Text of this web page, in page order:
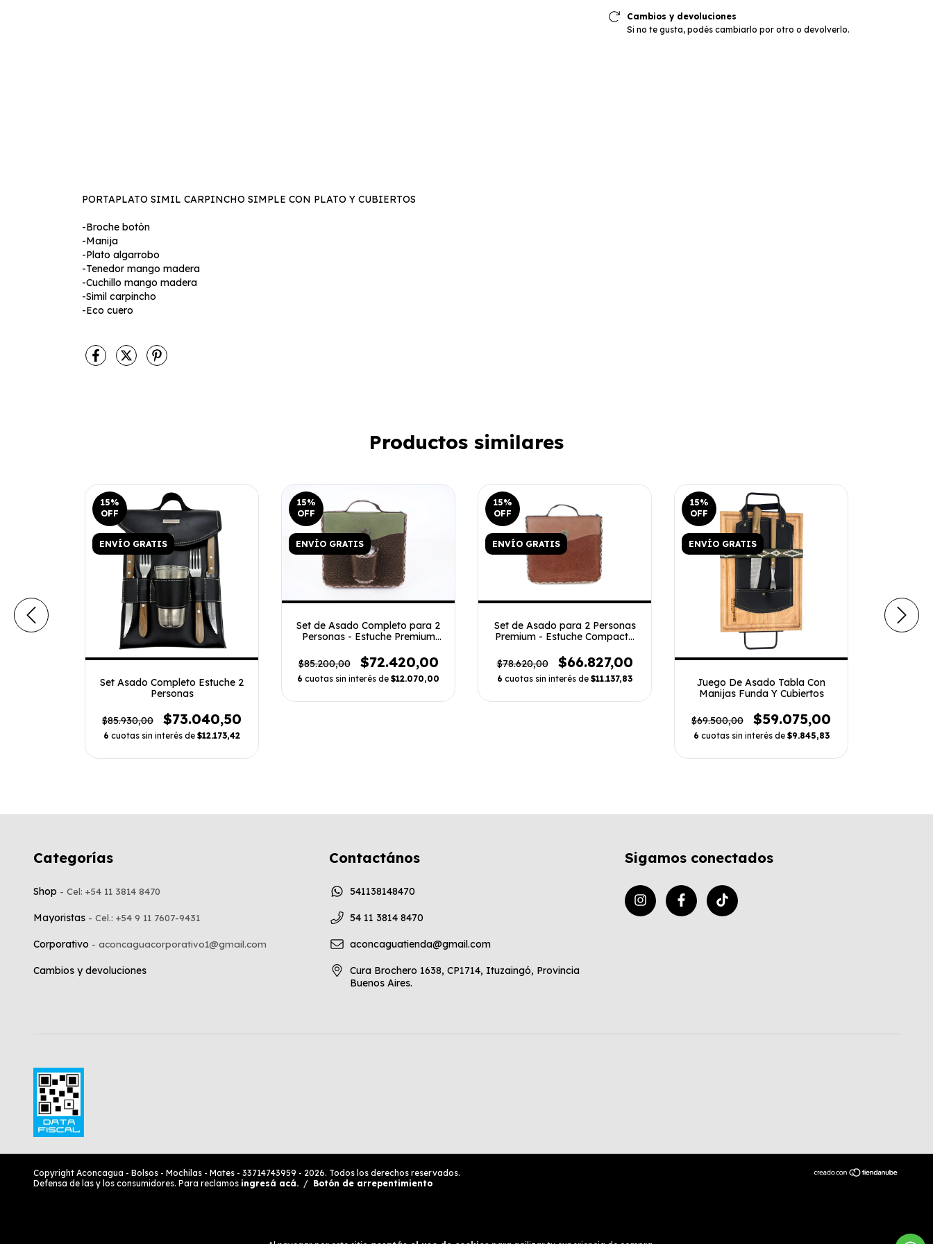
PORTAPLATO SIMIL CARPINCHO SIMPLE CON PLATO Y CUBIERTOS
-Broche botón
-Manija
-Plato algarrobo
-Tenedor mango madera
-Cuchillo mango madera
-Simil carpincho
-Eco cuero
Cambios y devoluciones
Si no te gusta, podés cambiarlo por otro o devolverlo.
Productos similares
15%
OFF
ENVÍO GRATIS
Set Asado Completo Estuche 2
Personas
$85.930,00 $73.040,50
6 cuotas sin interés de $12.173,42
15%
OFF
ENVÍO GRATIS
Set de Asado Completo para 2
Personas - Estuche Premium
$85.200,00
$72.420,00
6 cuotas sin interés de $12.070,00
15%
OFF
ENVÍO GRATIS
Set de Asado para 2 Personas
Premium - Estuche Compacto
$78.620,00
$66.827,00
6 cuotas sin interés de $11.137,83
15%
OFF
ENVÍO GRATIS
Juego De Asado Tabla Con
Manijas Funda Y Cubiertos
$69.500,00 $59.075,00
6 cuotas sin interés de $9.845,83
Set
Categorías
Shop
Mayoristas
Corporativo
Cambios y devoluciones
Contactános
541138148470
54 11 3814 8470
aconcaguatienda@gmail.com
Cura Brochero 1638, CP1714, Ituzaingó, Provincia
Buenos Aires.
Sigamos conectados
Copyright Aconcagua - Bolsos - Mochilas - Mates - 33714743959 - 2026. Todos los derechos reservados.
Defensa de las y los consumidores. Para reclamos ingresá acá. / Botón de arrepentimiento